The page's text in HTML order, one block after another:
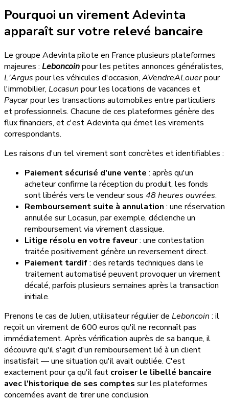
Pourquoi un virement Adevinta
apparaît sur votre relevé bancaire
Le groupe Adevinta pilote en France plusieurs plateformes
majeures : Leboncoinpour les petites annonces généralistes,
L'Argus pour les véhicules d'occasion, AVendreALouerpour
l'immobilier, Locasun pour les locations de vacances et
Paycarpour les transactions automobiles entre particuliers
et professionnels. Chacune de ces plateformes génère des
flux financiers, et c'est Adevinta qui émet les virements
correspondants.
Les raisons d'un tel virement sont concrètes et identifiables :
Paiement sécurisé d'une vente : après qu'un
acheteur confirme la réception du produit, les fonds
sont libérés vers le vendeur sous 48 heures ouvrées.
Remboursement suite à annulation : une réservation
annulée sur Locasun, par exemple, déclenche un
remboursement via virement classique.
Litige résolu en votre faveur: une contestation
traitée positivement génère un reversement direct.
Paiement tardif: des retards techniques dans le
traitement automatisé peuvent provoquer un virement
décalé, parfois plusieurs semaines après la transaction
initiale.
Prenons le cas de Julien, utilisateur régulier de Leboncoin : il
reçoit un virement de 600 euros qu'il ne reconnaît pas
immédiatement. Après vérification auprès de sa banque, il
découvre qu'il s'agit d'un remboursement lié à un client
insatisfait — une situation qu'il avait oubliée. C'est
exactement pour ça qu'il faut croiser le libellé bancaire
avec l'historique de ses comptes sur les plateformes
concernées avant de tirer une conclusion.